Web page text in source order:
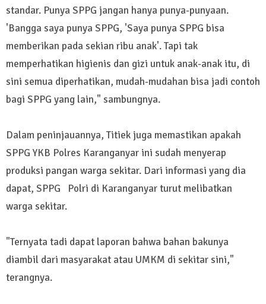
standar. Punya SPPG jangan hanya punya-punyaan.
'Bangga saya punya SPPG, 'Saya punya SPPG bisa
memberikan pada sekian ribu anak'. Tapi tak
memperhatikan higienis dan gizi untuk anak-anak itu, di
sini semua diperhatikan, mudah-mudahan bisa jadi contoh
bagi SPPG yang lain," sambungnya.
Dalam peninjauannya, Titiek juga memastikan apakah
SPPG YKB Polres Karanganyar ini sudah menyerap
produksi pangan warga sekitar. Dari informasi yang dia
dapat, SPPG Polri di Karanganyar turut melibatkan
warga sekitar.
"Ternyata tadi dapat laporan bahwa bahan bakunya
diambil dari masyarakat atau UMKM di sekitar sini,"
terangnya.